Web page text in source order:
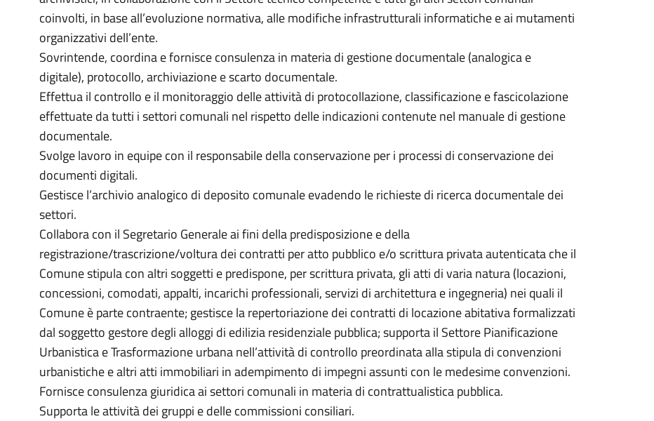
coinvolti, in base all’evoluzione normativa, alle modifiche infrastrutturali informatiche e ai mutamenti
organizzativi dell’ente.
Sovrintende, coordina e fornisce consulenza in materia di gestione documentale (analogica e
digitale), protocollo, archiviazione e scarto documentale.
Effettua il controllo e il monitoraggio delle attività di protocollazione, classificazione e fascicolazione
effettuate da tutti i settori comunali nel rispetto delle indicazioni contenute nel manuale di gestione
documentale.
Svolge lavoro in equipe con il responsabile della conservazione per i processi di conservazione dei
documenti digitali.
Gestisce l’archivio analogico di deposito comunale evadendo le richieste di ricerca documentale dei
settori.
Collabora con il Segretario Generale ai fini della predisposizione e della
registrazione/trascrizione/voltura dei contratti per atto pubblico e/o scrittura privata autenticata che il
Comune stipula con altri soggetti e predispone, per scrittura privata, gli atti di varia natura (locazioni,
concessioni, comodati, appalti, incarichi professionali, servizi di architettura e ingegneria) nei quali il
Comune è parte contraente; gestisce la repertoriazione dei contratti di locazione abitativa formalizzati
dal soggetto gestore degli alloggi di edilizia residenziale pubblica; supporta il Settore Pianificazione
Urbanistica e Trasformazione urbana nell’attività di controllo preordinata alla stipula di convenzioni
urbanistiche e altri atti immobiliari in adempimento di impegni assunti con le medesime convenzioni.
Fornisce consulenza giuridica ai settori comunali in materia di contrattualistica pubblica.
Supporta le attività dei gruppi e delle commissioni consiliari.